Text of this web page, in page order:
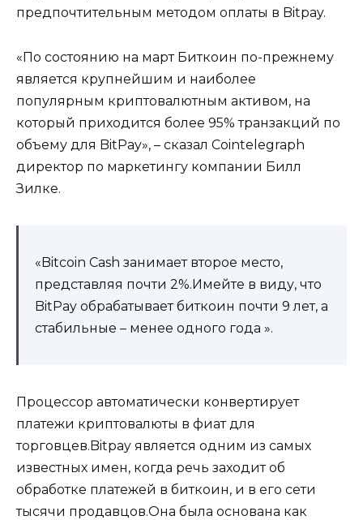
предпочтительным методом оплаты в Bitpay.
«По состоянию на март Биткоин по-прежнему
является крупнейшим и наиболее
популярным криптовалютным активом, на
который приходится более 95% транзакций по
объему для BitPay», – сказал Cointelegraph
директор по маркетингу компании Билл
Зилке.
«Bitcoin Cash занимает второе место,
представляя почти 2%.Имейте в виду, что
BitPay обрабатывает биткоин почти 9 лет, а
стабильные – менее одного года ».
Процессор автоматически конвертирует
платежи криптовалюты в фиат для
торговцев.Bitpay является одним из самых
известных имен, когда речь заходит об
обработке платежей в биткоин, и в его сети
тысячи продавцов.Она была основана как